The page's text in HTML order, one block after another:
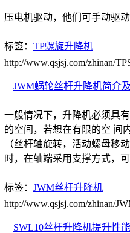
压电机驱动，他们可手动驱
标签： TP螺旋升降机
http://www.qsjsj.com/zhinan/
JWM蜗轮丝杆升降机简介
一般情况下，升降机必须具
的空间，若想在有限的空 间
（丝杆轴旋转，活动螺母移
时，在轴端采用支撑方式，
标签： JWM丝杆升降机
http://www.qsjsj.com/zhinan/
SWL10丝杆升降机提升性